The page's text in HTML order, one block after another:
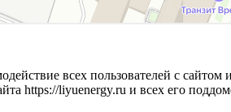
всех пользователей с
https://liyuenergy.ru и всех его